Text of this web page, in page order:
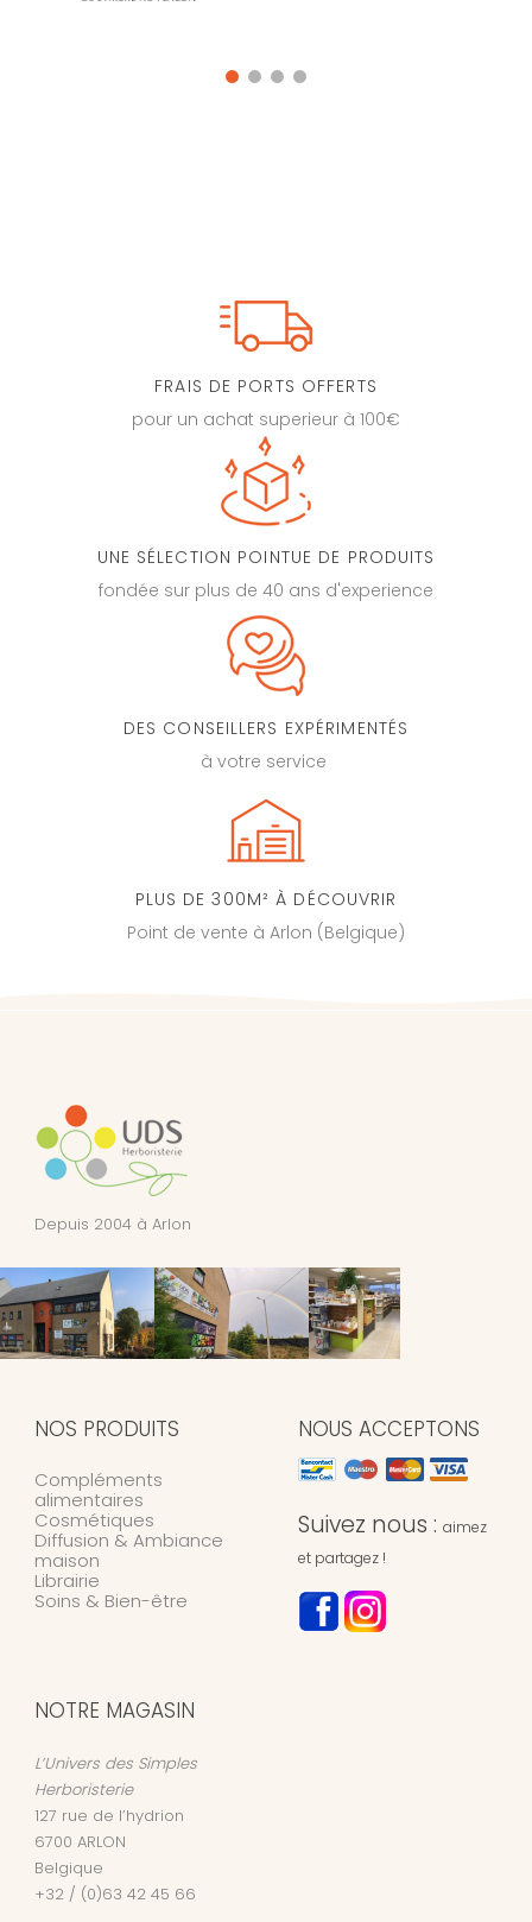
FRAIS DE PORTS OFFERTS
pour un achat superieur à 100€
UNE SÉLECTION POINTUE DE PRODUITS
fondée sur plus de 40 ans d'experience
DES CONSEILLERS EXPÉRIMENTÉS
à votre service
PLUS DE 300M² À DÉCOUVRIR
Point de vente à Arlon (Belgique)
Depuis 2004 à Arlon
NOS PRODUITS
Compléments
alimentaires
Cosmétiques
Diffusion & Ambiance
maison
Librairie
Soins & Bien-être
NOUS ACCEPTONS
Suivez nous : aimez
et partagez !
NOTRE MAGASIN
L’Univers des Simples
Herboristerie
127 rue de l’hydrion
6700 ARLON
Belgique
+32 / (0)63 42 45 66